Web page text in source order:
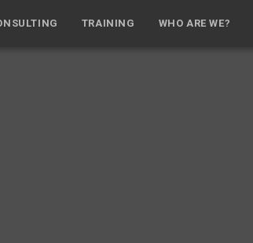
TRAINING WHO ARE WE?